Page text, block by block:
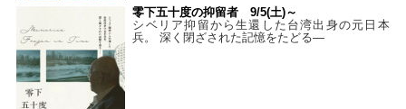
零下五十度の抑留者 9/5(土)～
シベリア抑留から生還した台湾出身の元日本
兵。 深く閉ざされた記憶をたどる—